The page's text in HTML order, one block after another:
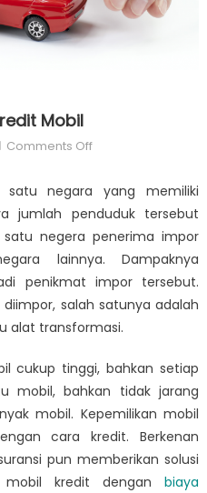
Mobil
Comments Offon
Risk
Biaya
Asuransi
Kredit
Mobil
satu negara yang memiliki
jumlah penduduk tersebut
negera penerima impor
lainnya. Dampaknya
penikmat impor tersebut.
salah satunya adalah
alat transformasi.
cukup tinggi, bahkan setiap
mobil, bahkan tidak jarang
mobil. Kepemilikan mobil
cara kredit. Berkenan
pun memberikan solusi
mobil kredit denganbiaya